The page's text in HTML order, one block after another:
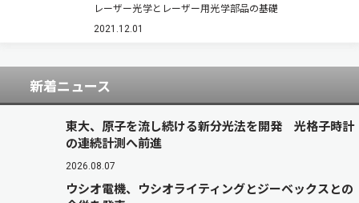
セクション6：超短パルスレーザーのLIDT 超短パ
ルスレーザー（ウルトラファストレーザー）は，
レーザー光学とレーザー用光学部品の基礎
2021.12.01
新着ニュース
東大、原子を流し続ける新分光法を開発 光格子時計
の連続計測へ前進
2026.08.07
ウシオ電機、ウシオライティングとジーベックスとの